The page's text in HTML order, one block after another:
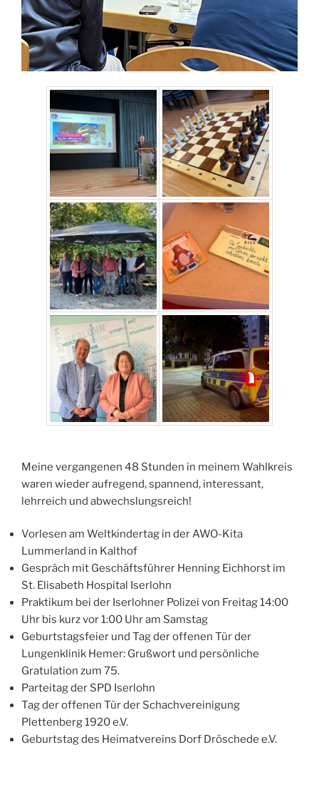
Meine vergangenen 48 Stunden in meinem Wahlkreis
waren wieder aufregend, spannend, interessant,
lehrreich und abwechslungsreich!
Vorlesen am Weltkindertag in der AWO-Kita
Lummerland in Kalthof
Gespräch mit Geschäftsführer Henning Eichhorst im
St. Elisabeth Hospital Iserlohn
Praktikum bei der Iserlohner Polizei von Freitag 14:00
Uhr bis kurz vor 1:00 Uhr am Samstag
Geburtstagsfeier und Tag der offenen Tür der
Lungenklinik Hemer: Grußwort und persönliche
Gratulation zum 75.
Parteitag der SPD Iserlohn
Tag der offenen Tür der Schachvereinigung
Plettenberg 1920 e.V.
Geburtstag des Heimatvereins Dorf Dröschede e.V.